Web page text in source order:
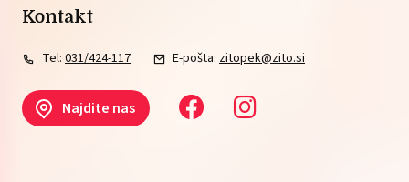
Kontakt
Tel: 031/424-117 E-pošta: zitopek@zito.si
Najdite nas